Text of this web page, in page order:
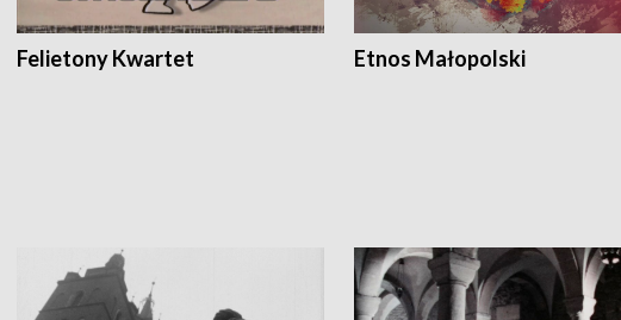
Felietony Kwartet Etnos Małopolski